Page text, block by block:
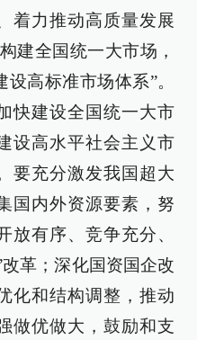
着力推动高质量发展
建全国统一大市场，
高标准市场体系”。
快建设全国统一大市
设高水平社会主义市
要充分激发我国超大
国内外资源要素，努
放有序、竞争充分、
革；深化国资国企改
化和结构调整，推动
做优做大，鼓励和支